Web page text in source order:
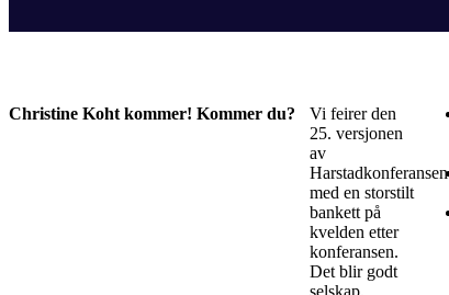
Christine Koht kommer! Kommer du?
Vi feirer den
25. versjonen
av
Harstadkonferansen
med en storstilt
bankett på
kvelden etter
konferansen.
Det blir godt
selskap,